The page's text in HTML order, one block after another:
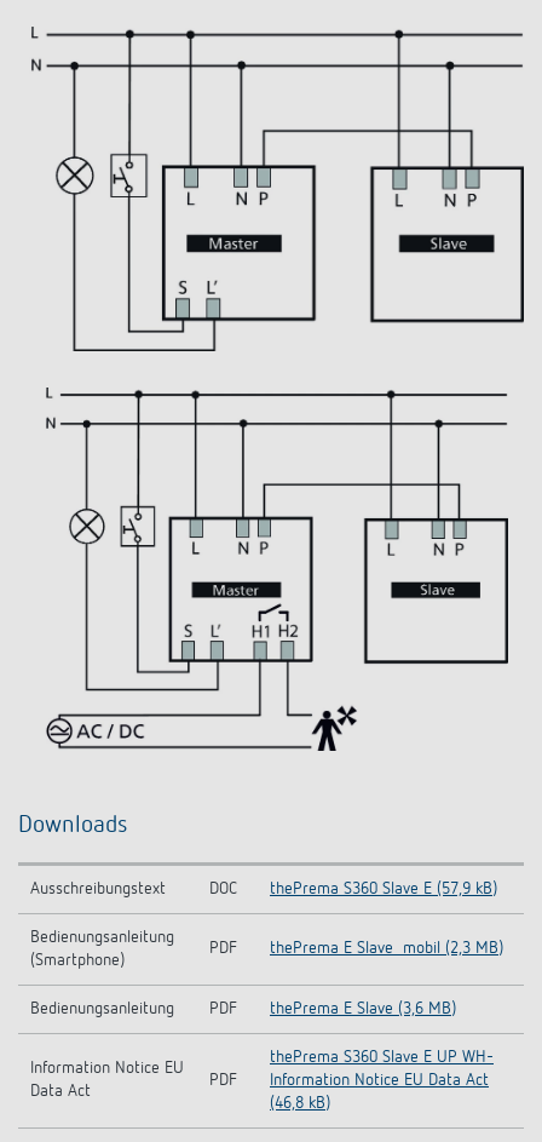
Downloads
Ausschreibungstext DOC thePrema S360 Slave E (57,9 kB)
Bedienungsanleitung
(Smartphone)
PDF thePrema E Slave_mobil (2,3 MB)
Bedienungsanleitung PDF thePrema E Slave (3,6 MB)
Information Notice EU
Data Act
PDF
thePrema S360 Slave E UP WH-
Information Notice EU Data Act
(46,8 kB)